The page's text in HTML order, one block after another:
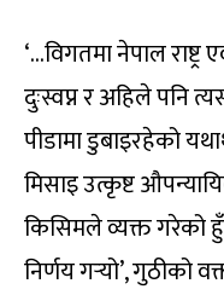
‘…विगतमा नेपाल
दुःस्वप्न र अहिले पनि
पीडामा डुबाइरहेको
मिसाइ उत्कृष्ट
किसिमले व्यक्त गरेको
निर्णय गर्‍यो’, गुठीको